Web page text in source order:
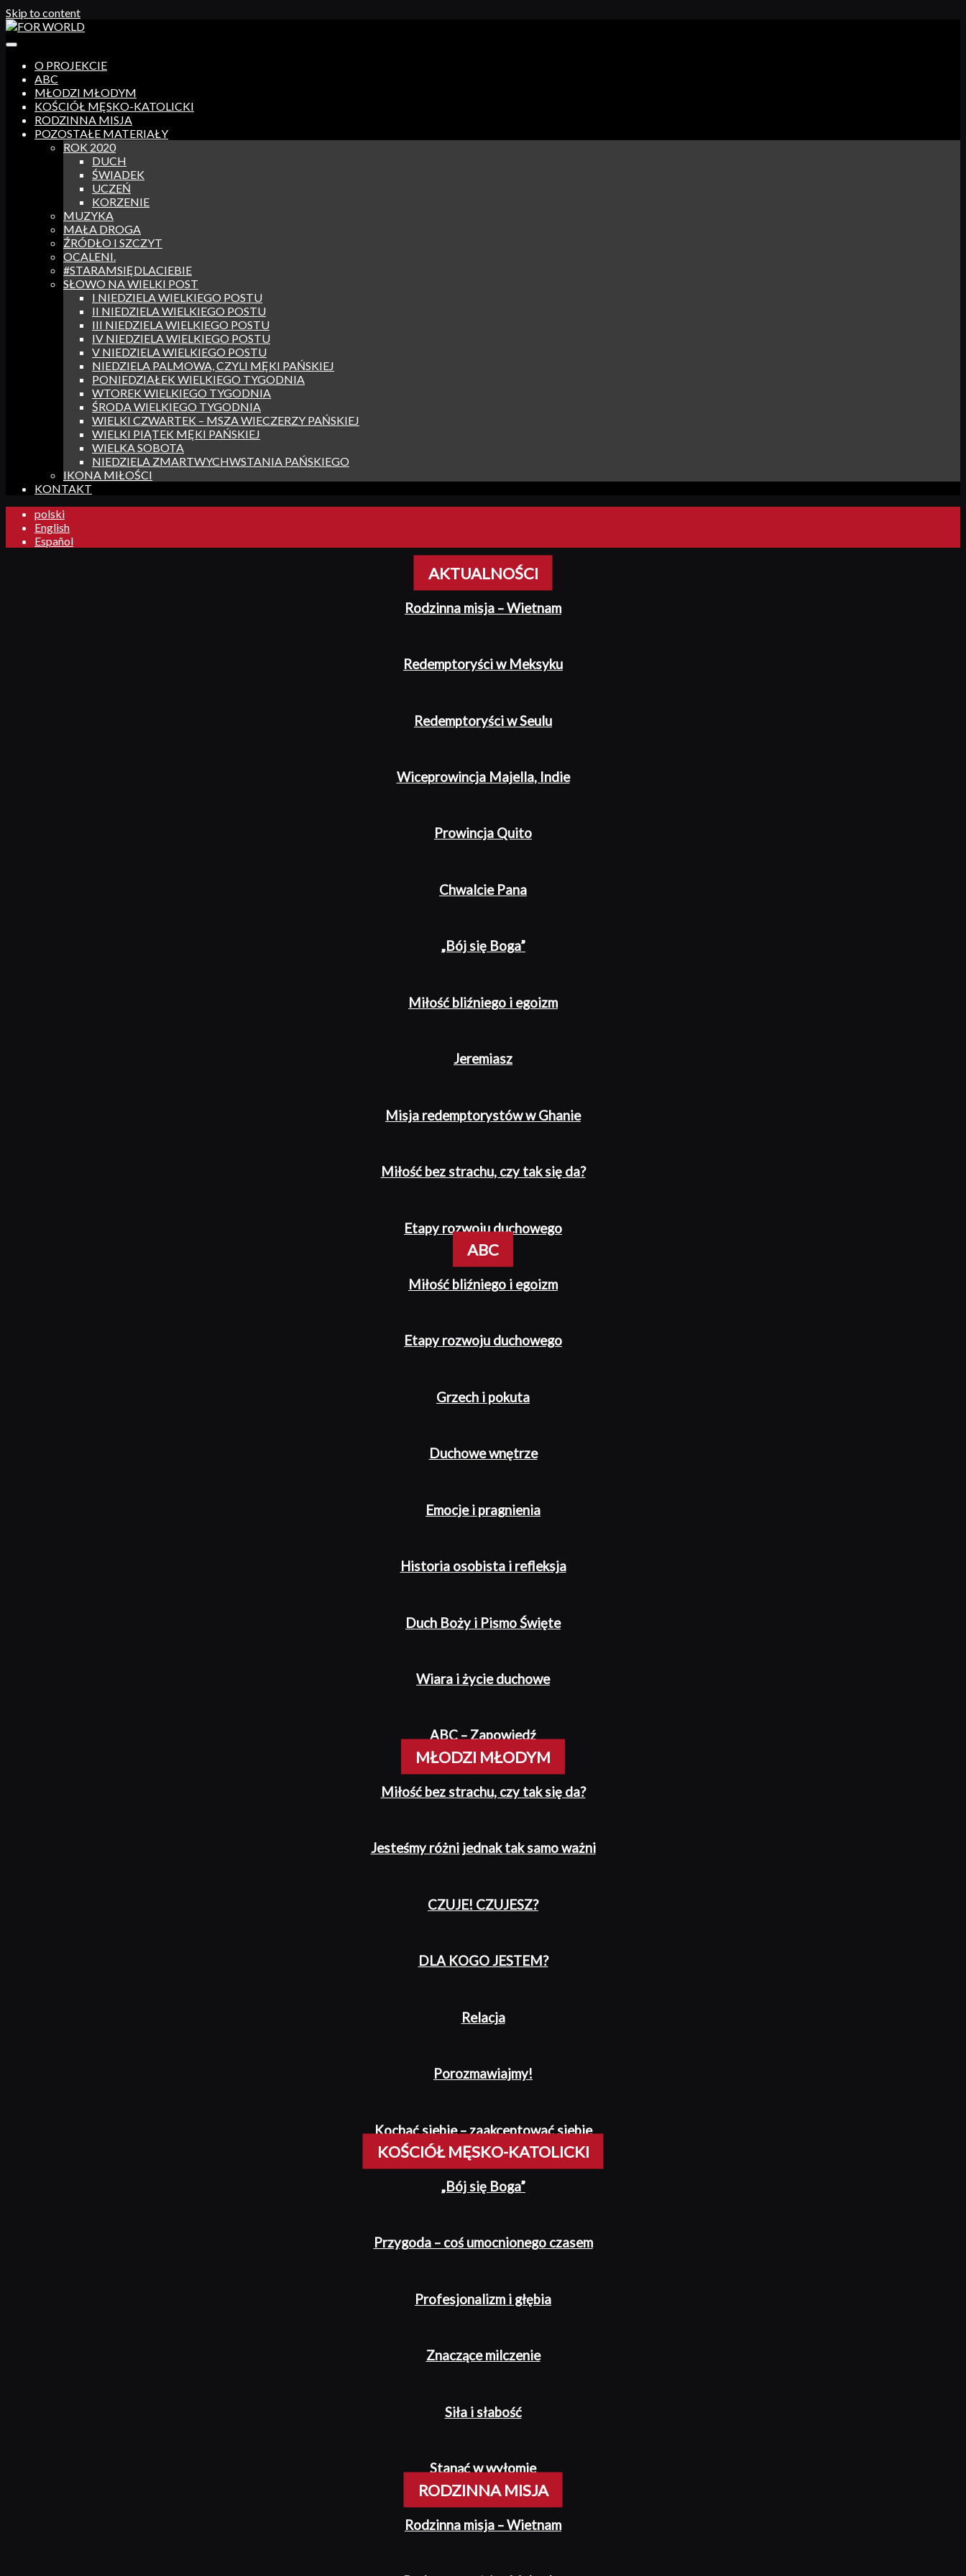
Skip to content
O PROJEKCIE
ABC
MŁODZI MŁODYM
KOŚCIÓŁ MĘSKO-KATOLICKI
RODZINNA MISJA
POZOSTAŁE MATERIAŁY
ROK 2020
DUCH
ŚWIADEK
UCZEŃ
KORZENIE
MUZYKA
MAŁA DROGA
ŹRÓDŁO I SZCZYT
OCALENI.
#STARAMSIĘDLACIEBIE
SŁOWO NA WIELKI POST
I NIEDZIELA WIELKIEGO POSTU
II NIEDZIELA WIELKIEGO POSTU
III NIEDZIELA WIELKIEGO POSTU
IV NIEDZIELA WIELKIEGO POSTU
V NIEDZIELA WIELKIEGO POSTU
NIEDZIELA PALMOWA, CZYLI MĘKI PAŃSKIEJ
PONIEDZIAŁEK WIELKIEGO TYGODNIA
WTOREK WIELKIEGO TYGODNIA
ŚRODA WIELKIEGO TYGODNIA
WIELKI CZWARTEK – MSZA WIECZERZY PAŃSKIEJ
WIELKI PIĄTEK MĘKI PAŃSKIEJ
WIELKA SOBOTA
NIEDZIELA ZMARTWYCHWSTANIA PAŃSKIEGO
IKONA MIŁOŚCI
KONTAKT
polski
English
Español
AKTUALNOŚCI
Rodzinna misja – Wietnam
Redemptoryści w Meksyku
Redemptoryści w Seulu
Wiceprowincja Majella, Indie
Prowincja Quito
Chwalcie Pana
„Bój się Boga”
Miłość bliźniego i egoizm
Jeremiasz
Misja redemptorystów w Ghanie
Miłość bez strachu, czy tak się da?
Etapy rozwoju duchowego
ABC
Miłość bliźniego i egoizm
Etapy rozwoju duchowego
Grzech i pokuta
Duchowe wnętrze
Emocje i pragnienia
Historia osobista i refleksja
Duch Boży i Pismo Święte
Wiara i życie duchowe
ABC – Zapowiedź
MŁODZI MŁODYM
Miłość bez strachu, czy tak się da?
Jesteśmy różni jednak tak samo ważni
CZUJE! CZUJESZ?
DLA KOGO JESTEM?
Relacja
Porozmawiajmy!
Kochać siebie – zaakceptować siebie
KOŚCIÓŁ MĘSKO-KATOLICKI
„Bój się Boga”
Przygoda – coś umocnionego czasem
Profesjonalizm i głębia
Znaczące milczenie
Siła i słabość
Stanąć w wyłomie
RODZINNA MISJA
Rodzinna misja – Wietnam